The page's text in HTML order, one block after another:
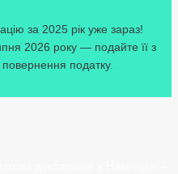
за 2025 рік уже зараз!
2026 року — подайте її з
податку.